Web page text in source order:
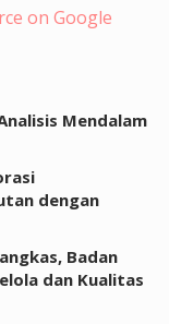
on Google
Mendalam
dengan
Badan
dan Kualitas